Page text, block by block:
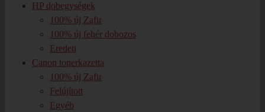
HP dobegységek
100% új Zafir
100% új fehér dobozos
Eredeti
Canon tonerkazetta
100% új Zafir
Felújított
Egyéb